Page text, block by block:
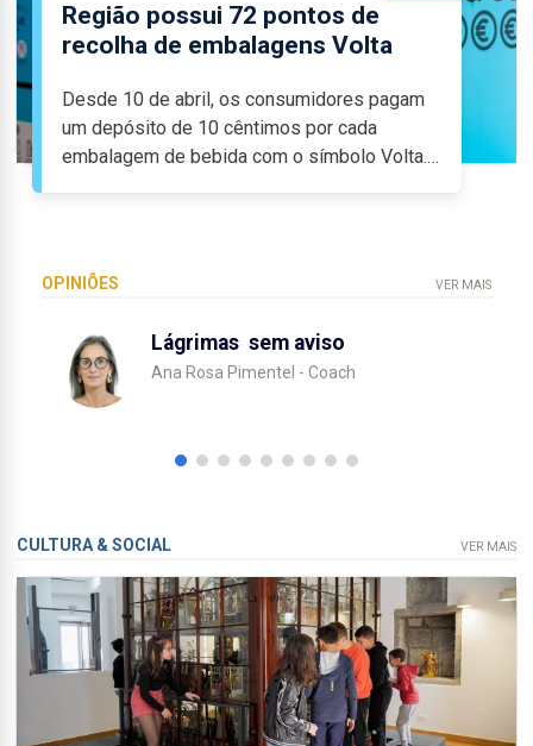
Região possui 72 pontos de
recolha de embalagens Volta
Desde 10 de abril, os consumidores pagam
um depósito de 10 cêntimos por cada
embalagem de bebida com o símbolo Volta.
OPINIÕES VER MAIS
Usou uma tesoura para defender
os filhos: cometeu um crime?
CULTURA & SOCIAL VER MAIS